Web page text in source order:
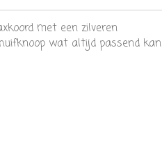
met een zilveren
wat altijd passend kan